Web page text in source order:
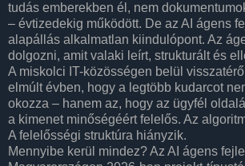
tudás emberekben él, nem
– évtizedekig működött. De az AI ágens
alapállás alkalmatlan kiindulópont. Az
dolgozni, amit valaki leírt, strukturált és
A miskolci IT-közösségen belül
elmúlt évben, hogy a legtöbb kudarcot
okozza – hanem az, hogy az ügyfél
a kimenet minőségéért felelős. Az
A felelősségi struktúra hiányzik.
Mennyibe kerül mindez? Az AI ágens